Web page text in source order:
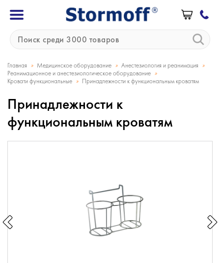
Главная » Медицинское оборудование » Анестезиология и реанимация »
Реанимационное и анестезиологическое оборудование »
Кровати функциональные » Принадлежности к функциональным кроватям
Принадлежности к
функциональным кроватям